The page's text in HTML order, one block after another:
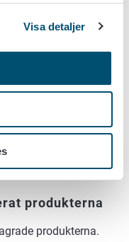
Visa detaljer
av flera fysiska
sammanslutning
18 år på den sista
och själv idka
gäller till exempel
inte
eller
produkterna
produkterna.